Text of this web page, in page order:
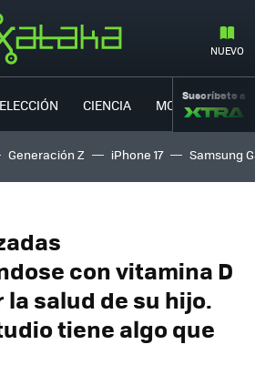
NUEVO
CIENCIA MOVILIDAD
Suscríbete a
Generación Z iPhone 17 Samsung
con vitamina D
salud de su hijo.
tiene algo que